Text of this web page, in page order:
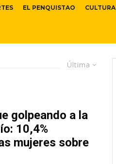
EL PENQUISTAO CULTURA
Última
golpeando a la
10,4%
mujeres sobre